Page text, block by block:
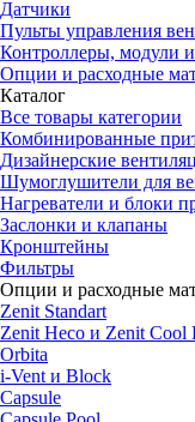
Датчики
Пульты управления
Контроллеры, модули
Опции и расходные
Каталог
Все товары категории
Комбинированные
Дизайнерские
Шумоглушители для
Нагреватели и блоки
Заслонки и клапаны
Кронштейны
Фильтры
Опции и расходные
Zenit Standart
Zenit Heco и Zenit Cool
Orbita
i-Vent и Block
Capsule